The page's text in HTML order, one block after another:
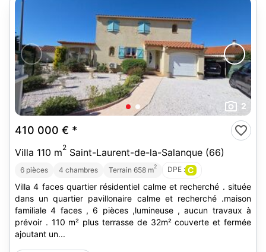
2
410 000 € *
Villa 110 m2 Saint-Laurent-de-la-Salanque (66)
6 pièces 4 chambres Terrain 658 m2 DPE : C
Villa 4 faces quartier résidentiel calme et recherché . située
dans un quartier pavillonaire calme et recherché .maison
familiale 4 faces , 6 pièces ,lumineuse , aucun travaux à
prévoir . 110 m² plus terrasse de 32m² couverte et fermée
ajoutant un...